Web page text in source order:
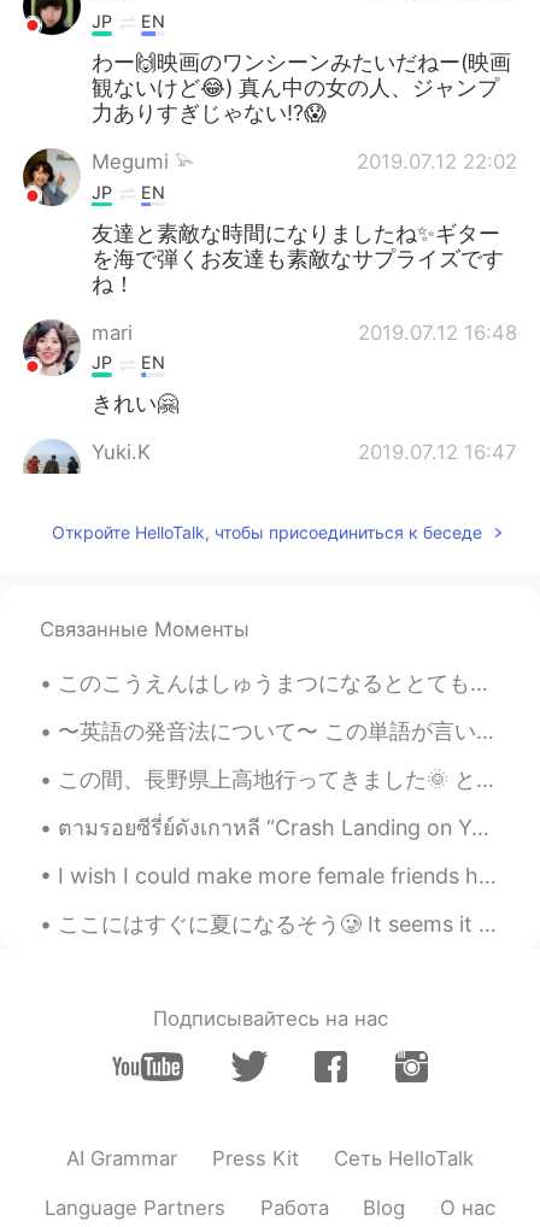
JP EN
わー🙌映画のワンシーンみたいだねー(映画
観ないけど😂) 真ん中の女の人、ジャンプ
力ありすぎじゃない!?😱
Megumi 𓅫 2019.07.12 22:02
JP EN
友達と素敵な時間になりましたね✨ギター
を海で弾くお友達も素敵なサプライズです
ね！
mari 2019.07.12 16:48
JP EN
きれい🤗
Yuki.K 2019.07.12 16:47
めっちゃきれいですね🥺
素敵な夕焼けですね😊🌅
Откройте HelloTalk, чтобы присоединиться к беседе
Связанные Моменты
このこうえんはしゅうまつになるととてもにんきがあります。- This park is very popular on weekends. The series continues (June ...
〜英語の発音法について〜 この単語が言いにくい！」や、「この言葉が伝わらなかった！」などと英語の発音に苦労している方の話をよく聞きます。私の考えでは、「カタカナ」や学校で日本人の教師から学ぶ「...
この間、長野県上高地行ってきました🌞 とても素敵な景色でした。登山格好で行きましたが、意外と観光地らしくてとても軽装備で来ている方がほとんどでした😯 初日は雨の中、大正池まで歩きました🌧️２日目...
ตามรอยซีรี่ย์ดังเกาหลี “Crash Landing on You” 😁😁 사랑의 불시착 Landing Stage, Lake Brienz, Harbor Isel...
I wish I could make more female friends here!🎀 But it’s too bad~ Because it seems like they want ...
ここにはすぐに夏になるそう🥲 It seems it will be summer here very soon 日焼けにならないように頑張ろう Let’s try and avoid get...
Подписывайтесь на нас
AI Grammar Press Kit Сеть HelloTalk
Language Partners Работа Blog О нас